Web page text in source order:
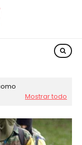
Mostrar todo